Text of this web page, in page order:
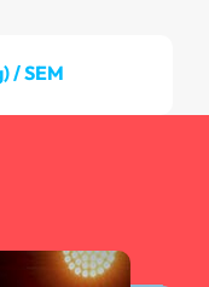
/ SEM